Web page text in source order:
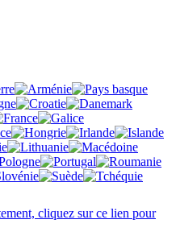
cliquez sur ce lien pour